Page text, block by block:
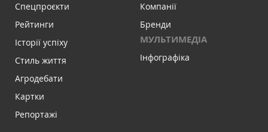
Спецпроєкти
Рейтинги
Історії успіху
Стиль життя
Агродебати
Картки
Репортажі
Компанії
Бренди
МУЛЬТИМЕДІА
Інфографіка